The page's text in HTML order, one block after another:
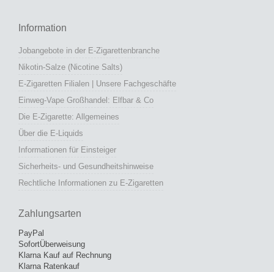
Information
Jobangebote in der E-Zigarettenbranche
Nikotin-Salze (Nicotine Salts)
E-Zigaretten Filialen | Unsere Fachgeschäfte
Einweg-Vape Großhandel: Elfbar & Co
Die E-Zigarette: Allgemeines
Über die E-Liquids
Informationen für Einsteiger
Sicherheits- und Gesundheitshinweise
Rechtliche Informationen zu E-Zigaretten
Zahlungsarten
PayPal
SofortÜberweisung
Klarna Kauf auf Rechnung
Klarna Ratenkauf